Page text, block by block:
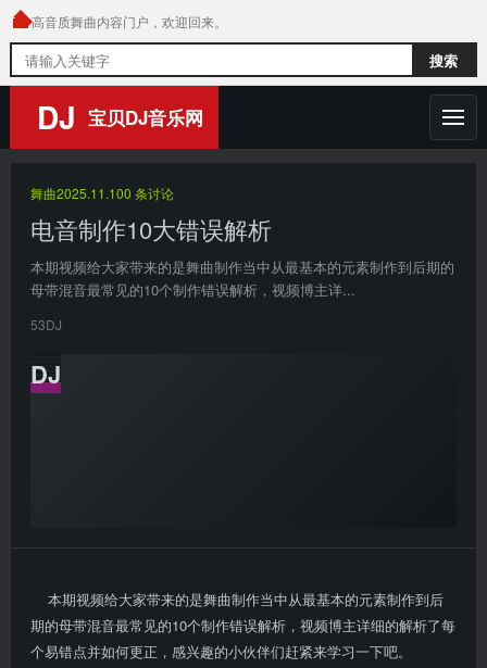
高音质舞曲内容门户，欢迎回来。
索
搜索
DJ 宝贝DJ音乐网
舞曲
DJ音乐人
热门榜单
舞曲2025.11.100 条讨论
电音制作10大错误解析
本期视频给大家带来的是舞曲制作当中从最基本的元素制作到后期的
母带混音最常见的10个制作错误解析，视频博主详...
53DJ
本期视频给大家带来的是舞曲制作当中从最基本的元素制作到后
期的母带混音最常见的10个制作错误解析，视频博主详细的解析了每
个易错点并如何更正，感兴趣的小伙伴们赶紧来学习一下吧。